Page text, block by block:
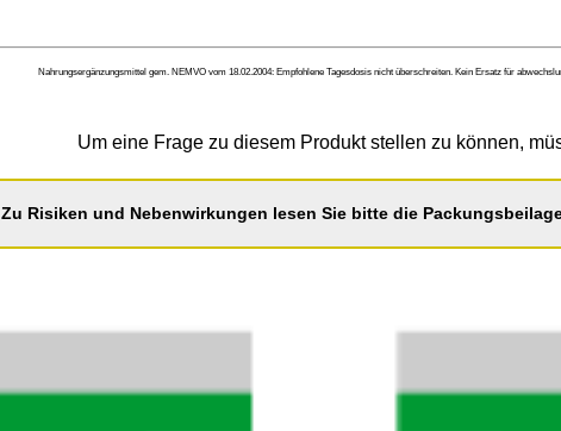
Nahrungsergänzungsmittel gem. NEMVO vom 18.02.2004: Empfohlene Tagesdosis nicht überschreiten. Kein Ersatz für
Um eine Frage zu diesem Produkt stellen zu können,
Zu Risiken und Nebenwirkungen lesen Sie bitte die